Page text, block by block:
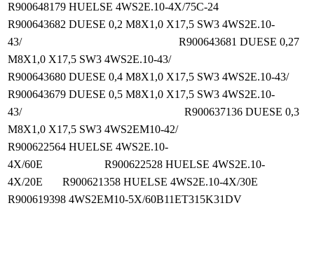
R900648179 HUELSE 4WS2E.10-4X/75C-24
R900643682 DUESE 0,2 M8X1,0 X17,5 SW3 4WS2E.10-
43/ R900643681 DUESE 0,27
M8X1,0 X17,5 SW3 4WS2E.10-43/
R900643680 DUESE 0,4 M8X1,0 X17,5 SW3 4WS2E.10-43/
R900643679 DUESE 0,5 M8X1,0 X17,5 SW3 4WS2E.10-
43/ R900637136 DUESE 0,3
M8X1,0 X17,5 SW3 4WS2EM10-42/
R900622564 HUELSE 4WS2E.10-
4X/60E R900622528 HUELSE 4WS2E.10-
4X/20E R900621358 HUELSE 4WS2E.10-4X/30E
R900619398 4WS2EM10-5X/60B11ET315K31DV